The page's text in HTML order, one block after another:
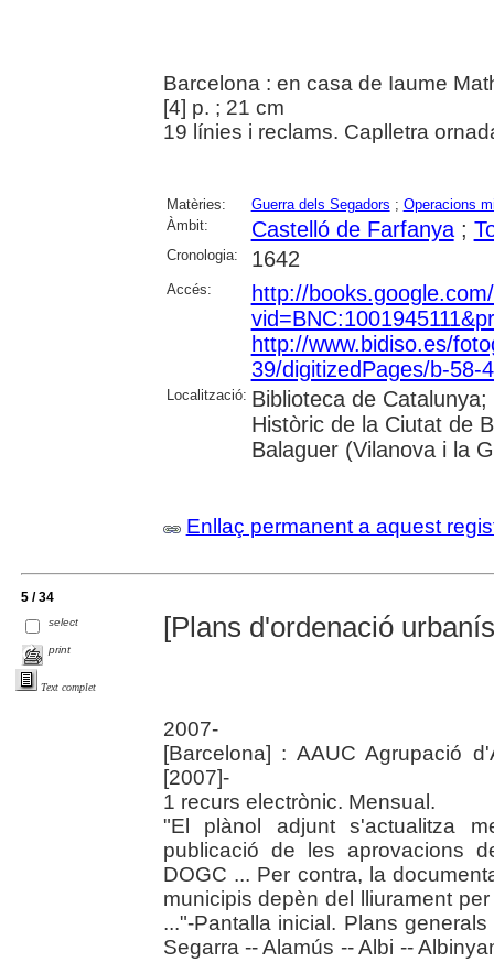
Barcelona : en casa de Iaume
[4] p. ; 21 cm
19 línies i reclams. Caplletra
Matèries: Guerra dels Segadors ; Operacions
Àmbit:
Castelló de Farfanya;
Cronologia: 1642
Accés:
http://
http://www.bidiso.es/
39/digitizedPages/b-58-
Localització: Biblioteca de
Històric de la Ciutat de
Balaguer (Vilanova i la
Enllaç permanent a aquest
5 / 34
select
print
Text complet
[Plans d'ordenació
2007-
[Barcelona] : AAUC Agrupació
[2007]-
1 recurs electrònic. Mensual.
"El plànol adjunt s'actualitza
publicació de les aprovacions
DOGC ... Per contra, la
municipis depèn del lliurament
..."-Pantalla inicial. Plans
Segarra -- Alamús -- Albi --